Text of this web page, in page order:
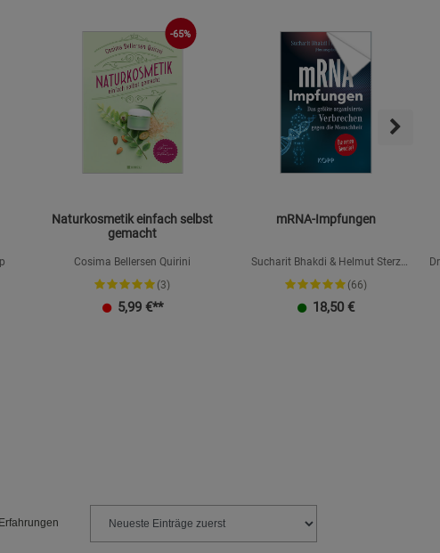
-65%
Naturkosmetik einfach selbst
gemacht
Cosima Bellersen Quirini
(3)
5,99 €**
mRNA-Impfungen
Sucharit Bhakdi & Helmut Sterz
(Hrsg.), Hans Christophers, Claus
Köhnlein, Karina Reiß, Jens Wernicke
(66)
18,50 €